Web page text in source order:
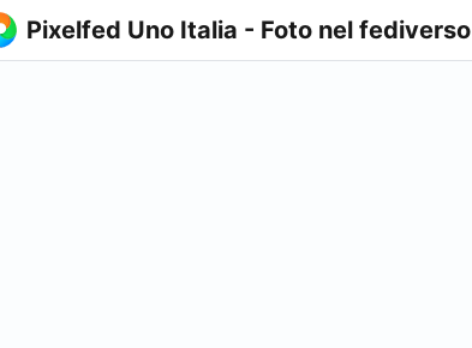
Pixelfed Uno Italia - Foto nel fediverso